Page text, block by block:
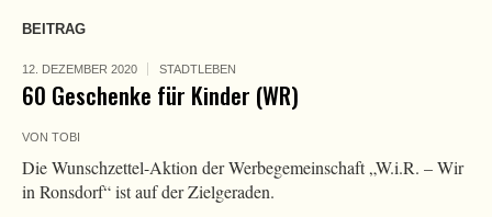
BEITRAG
12. DEZEMBER 2020 STADTLEBEN
60 Geschenke für Kinder (WR)
VON TOBI
Die Wunschzettel-Aktion der Werbegemeinschaft „W.i.R. – Wir
in Ronsdorf“ ist auf der Zielgeraden.